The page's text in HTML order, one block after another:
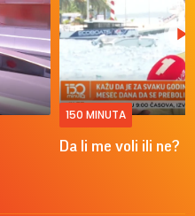
150 MINUTA
Da li me voli ili ne?